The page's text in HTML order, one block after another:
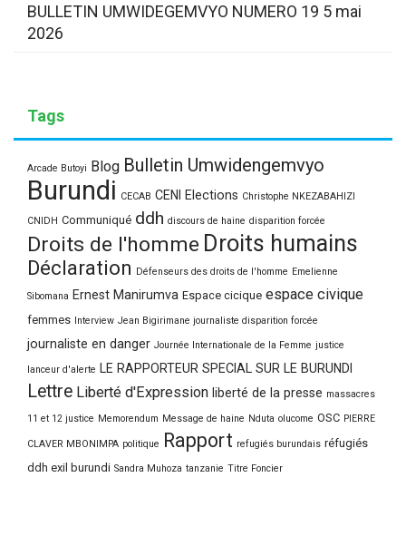
BULLETIN UMWIDEGEMVYO NUMERO 19 5 mai
2026
Tags
Arcade Butoyi Blog Bulletin Umwidengemvyo
Burundi CECAB CENI Elections Christophe NKEZABAHIZI
CNIDH Communiqué ddh discours de haine disparition forcée
Droits de l'homme Droits humains
Déclaration Défenseurs des droits de l'homme Emelienne
Sibomana Ernest Manirumva Espace cicique espace civique
femmes Interview Jean Bigirimane journaliste disparition forcée
journaliste en danger Journée Internationale de la Femme justice
lanceur d'alerte LE RAPPORTEUR SPECIAL SUR LE BURUNDI
Lettre Liberté d'Expression liberté de la presse massacres
11 et 12 justice Memorendum Message de haine Nduta olucome OSC PIERRE
CLAVER MBONIMPA politique Rapport refugiés burundais réfugiés
ddh exil burundi Sandra Muhoza tanzanie Titre Foncier